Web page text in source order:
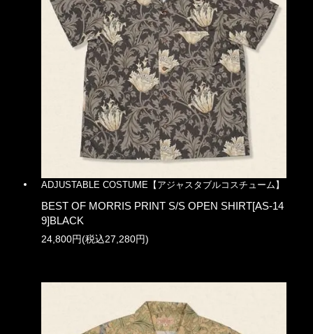
ADJUSTABLE COSTUME【アジャスタブルコスチューム】
BEST OF MORRIS PRINT S/S OPEN SHIRT[AS-14
9]BLACK
24,800円(税込27,280円)